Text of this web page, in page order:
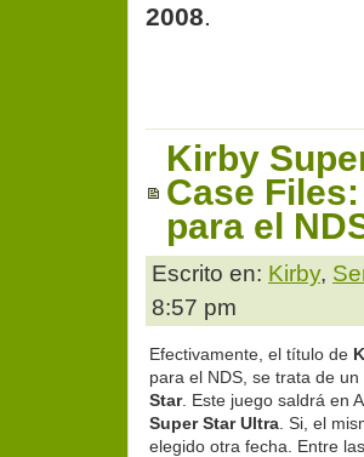
2008.
Kirby
Case
para el
Escrito en: Kirby,
8:57 pm
Efectivamente, el título de
para el NDS, se trata de un
Star. Este juego saldrá en
Super Star Ultra . Si, el
elegido otra fecha. Entre